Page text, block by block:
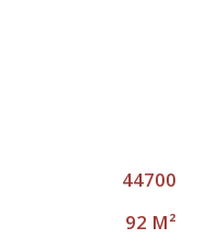
44700
92 M²